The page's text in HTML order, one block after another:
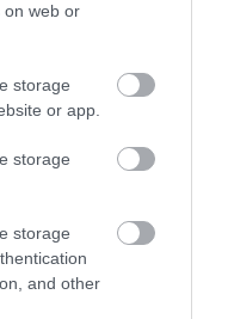
on web or
storage
or app.
storage
storage
and other
και
ακρίβεια
2022 είναι
περίοδο